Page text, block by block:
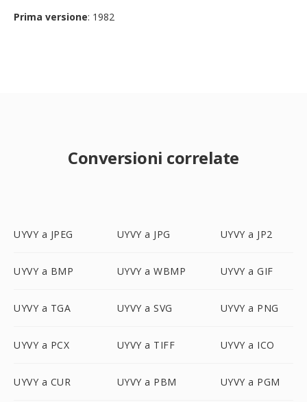
Prima versione: 1982
Conversioni correlate
UYVY a JPEG UYVY a JPG UYVY a JP2
UYVY a BMP UYVY a WBMP UYVY a GIF
UYVY a TGA UYVY a SVG UYVY a PNG
UYVY a PCX UYVY a TIFF UYVY a ICO
UYVY a CUR UYVY a PBM UYVY a PGM